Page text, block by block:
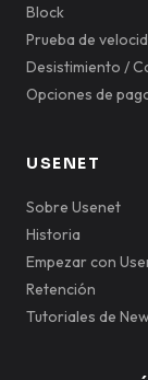
Block
Prueba de
Desistimiento /
Opciones de
USENET
Sobre Usenet
Historia
Empezar con
Retención
Tutoriales de